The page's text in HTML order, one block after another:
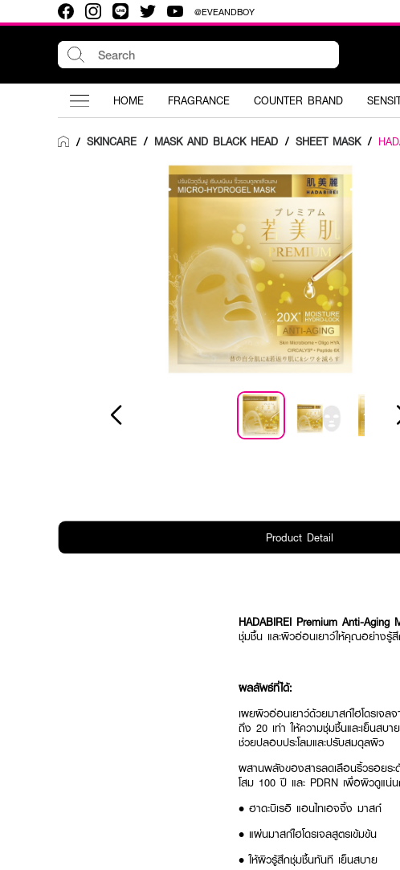
@EVEANDBOY
HOME FRAGRANCE COUNTER BRAND
/ SKINCARE / MASK AND BLACK HEAD / SHEET MASK /
Product Detail
HADABIREI Premium Anti-Aging
ชุ่มชื้น และผิวอ่อนเยาว์ให้คุณอย่างรู้สึ
ผลลัพธ์ที่ได้:
เผยผิวอ่อนเยาว์ด้วยมาสก์ไฮโดรเจล
ถึง 20 เท่า ให้ความชุ่มชื้นและเย็นสบ
ช่วยปลอบประโลมและปรับสมดุลผิว
ผสานพลังของสารลดเลือนริ้วรอยร
โสม 100 ปี และ PDRN เพื่อผิวดูแน่
• ฮาดะบิเรอิ แอนไทเอจจิ้ง มาสก์
• แผ่นมาสก์ไฮโดรเจลสูตรเข้มข้น
• ให้ผิวรู้สึกชุ่มชื้นทันที เย็นสบาย